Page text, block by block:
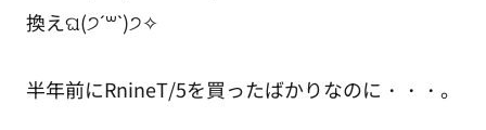
換えଘ(੭ˊ꒳​ˋ)੭✧
半年前にRnineT/5を買ったばかりなのに・・・。